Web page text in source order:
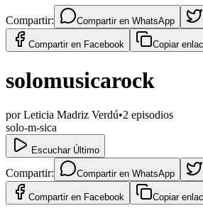
Compartir: Compartir en WhatsApp
Compartir en Facebook Copiar
solomusicarock
porLeticia Madriz Verdú•2 episodios
solo-m-sica
Escuchar Último
Compartir: Compartir en WhatsApp
Compartir en Facebook Copiar